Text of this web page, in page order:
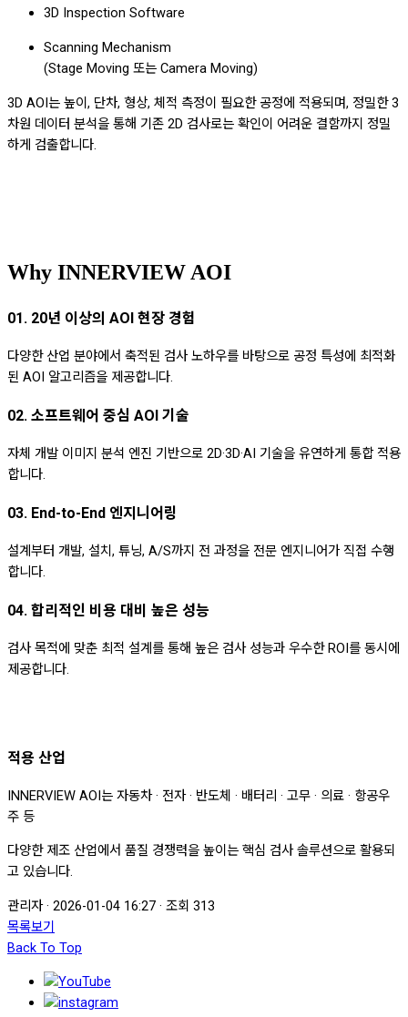
3D Inspection Software
Scanning Mechanism
(Stage Moving 또는 Camera Moving)
3D AOI는 높이, 단차, 형상, 체적 측정이 필요한 공정에 적용되며, 정밀한 3
차원 데이터 분석을 통해 기존 2D 검사로는 확인이 어려운 결함까지 정밀
하게 검출합니다.
Why INNERVIEW AOI
01. 20년 이상의 AOI 현장 경험
다양한 산업 분야에서 축적된 검사 노하우를 바탕으로 공정 특성에 최적화
된 AOI 알고리즘을 제공합니다.
02. 소프트웨어 중심 AOI 기술
자체 개발 이미지 분석 엔진 기반으로 2D·3D·AI 기술을 유연하게 통합 적용
합니다.
03. End-to-End 엔지니어링
설계부터 개발, 설치, 튜닝, A/S까지 전 과정을 전문 엔지니어가 직접 수행
합니다.
04. 합리적인 비용 대비 높은 성능
검사 목적에 맞춘 최적 설계를 통해 높은 검사 성능과 우수한 ROI를 동시에
제공합니다.
적용 산업
INNERVIEW AOI는 자동차 · 전자 · 반도체 · 배터리 · 고무 · 의료 · 항공우
주 등
다양한 제조 산업에서 품질 경쟁력을 높이는 핵심 검사 솔루션으로 활용되
고 있습니다.
관리자· 2026-01-04 16:27 · 조회 313
목록보기
Back To Top